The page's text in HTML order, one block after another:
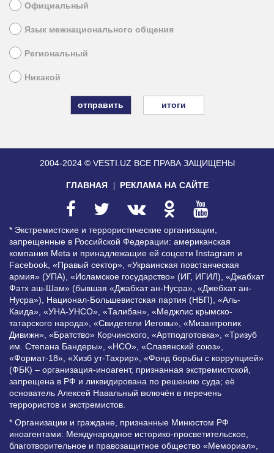
Официальный
Язык межнационального общения
Региональный
Никакой
итоги
2004-2024 © VESTI.UZ ВСЕ ПРАВА ЗАЩИЩЕНЫ
ГЛАВНАЯ РЕКЛАМА НА САЙТЕ
* Экстремистские и террористические организации,
запрещенные в Российской Федерации: американская
компания Meta и принадлежащие ей соцсети Instagram и
Facebook, «Правый сектор», «Украинская повстанческая
армия» (УПА), «Исламское государство» (ИГ, ИГИЛ), «Джабхат
Фатх аш-Шам» (бывшая «Джабхат ан-Нусра», «Джебхат ан-
Нусра»), Национал-Большевистская партия (НБП), «Аль-
Каида», «УНА-УНСО», «Талибан», «Меджлис крымско-
татарского народа», «Свидетели Иеговы», «Мизантропик
Дивижн», «Братство» Корчинского, «Артподготовка», «Тризуб
им. Степана Бандеры», «НСО», «Славянский союз»,
«Формат-18», «Хизб ут-Тахрир», «Фонд борьбы с коррупцией»
(ФБК) – организация-иноагент, признанная экстремистской,
запрещена в РФ и ликвидирована по решению суда; её
основатель Алексей Навальный включён в перечень
террористов и экстремистов.
* Организации и граждане, признанные Минюстом РФ
иноагентами: Международное историко-просветительское,
благотворительное и правозащитное общество «Мемориал»,